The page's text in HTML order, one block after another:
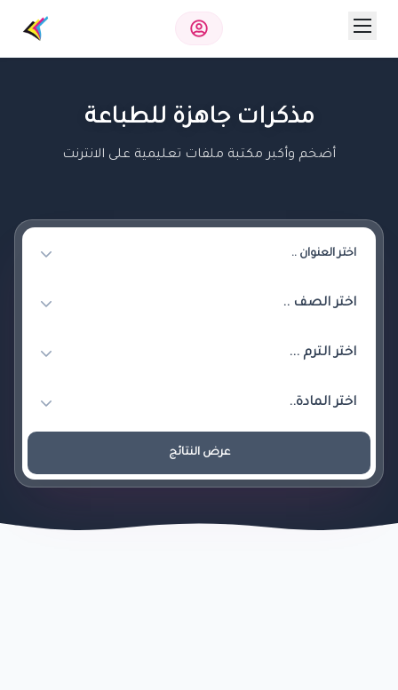
مذكرات جاهزة للطباعة
أضخم وأكبر مكتبة ملفات تعليمية على الانترنت
عرض النتائج